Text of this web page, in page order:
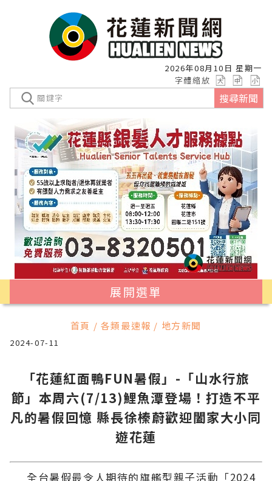
2026年08月10日 星期一
字體縮放
搜尋新聞
展開選單
首頁 / 各類最速報 / 地方新聞
2024-07-11
「花蓮紅面鴨FUN暑假」-「山水行旅
節」本周六(7/13)鯉魚潭登場！打造不平
凡的暑假回憶 縣長徐榛蔚歡迎闔家大小同
遊花蓮
全台暑假最令人期待的旗艦型親子活動「2024